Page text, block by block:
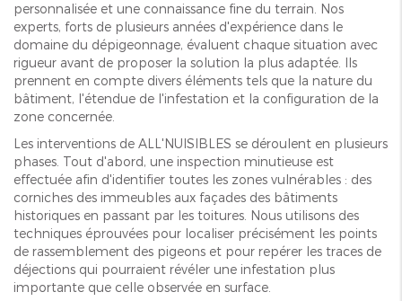
personnalisée et une connaissance fine du terrain. Nos
experts, forts de plusieurs années d'expérience dans le
domaine du dépigeonnage, évaluent chaque situation avec
rigueur avant de proposer la solution la plus adaptée. Ils
prennent en compte divers éléments tels que la nature du
bâtiment, l'étendue de l'infestation et la configuration de la
zone concernée.
Les interventions de ALL'NUISIBLES se déroulent en plusieurs
phases. Tout d'abord, une inspection minutieuse est
effectuée afin d'identifier toutes les zones vulnérables : des
corniches des immeubles aux façades des bâtiments
historiques en passant par les toitures. Nous utilisons des
techniques éprouvées pour localiser précisément les points
de rassemblement des pigeons et pour repérer les traces de
déjections qui pourraient révéler une infestation plus
importante que celle observée en surface.